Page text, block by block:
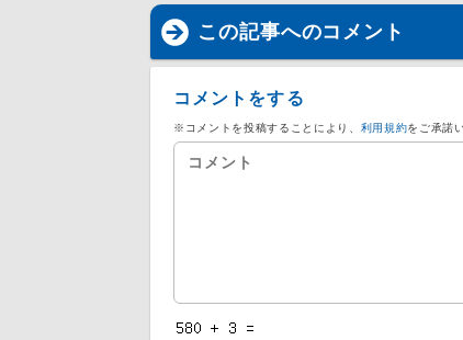
この記事へのコメント
コメントをする
※コメントを投稿することにより、 利用規約をご承諾